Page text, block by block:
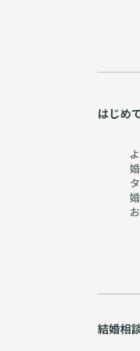
はじめ
結婚相